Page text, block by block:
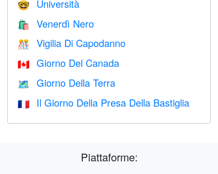
🤓 Università
🛍 Venerdì Nero
🎊 Vigilia Di Capodanno
🇨🇦 Giorno Del Canada
🗺️ Giorno Della Terra
🇫🇷 Il Giorno Della Presa Della Bastiglia
Piattaforme: